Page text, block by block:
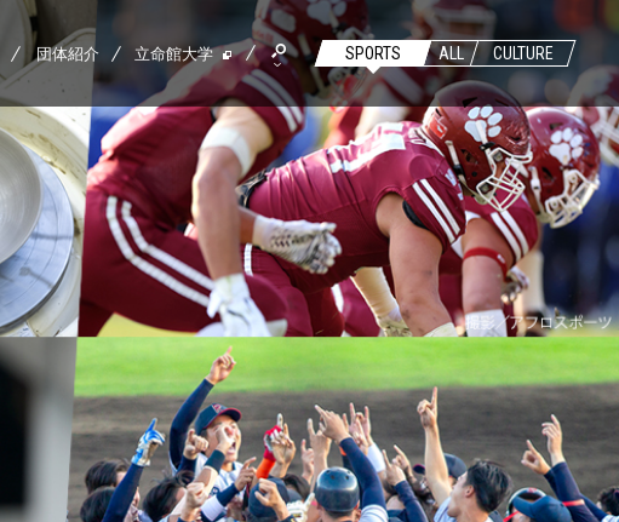
団体紹介 立命館大学 SPORTS ALL CULTURE